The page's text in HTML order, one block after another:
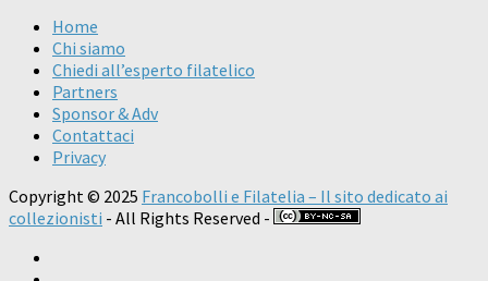
Home
Chi siamo
Chiedi all’esperto filatelico
Partners
Sponsor & Adv
Contattaci
Privacy
Copyright © 2025 Francobolli e Filatelia – Il sito dedicato ai
collezionisti - All Rights Reserved -